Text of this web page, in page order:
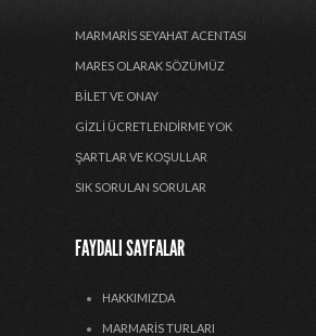
MARMARIS SEYAHAT ACENTASI
MARES OLARAK SÖZÜMÜZ
BILET VE ONAY
GIZLI ÜCRETLENDIRME YOK
ŞARTLAR VE KOŞULLAR
SIK SORULAN SORULAR
FAYDALI SAYFALAR
HAKKIMIZDA
MARMARIS TURLARI